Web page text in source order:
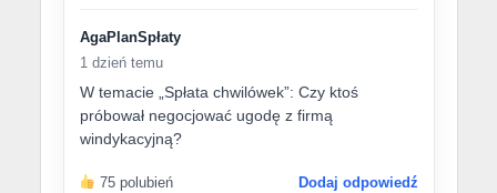
AgaPlanSpłaty
1 dzień temu
W temacie „Spłata chwilówek”: Czy ktoś
próbował negocjować ugodę z firmą
windykacyjną?
75 polubień Dodaj odpowiedź